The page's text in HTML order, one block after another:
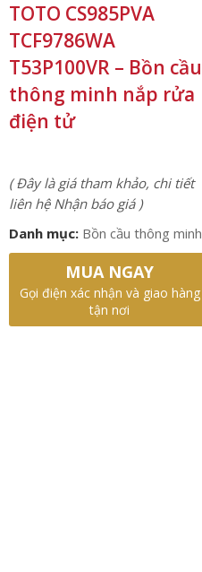
TOTO CS985PVA
TCF9786WA
T53P100VR – Bồn cầu
thông minh nắp rửa
điện tử
( Đây là giá tham khảo, chi tiết
liên hệ Nhận báo giá )
Danh mục: Bồn cầu thông minh
MUA NGAY
Gọi điện xác nhận và giao hàng
tận nơi